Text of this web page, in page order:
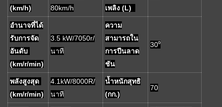
(km/h)
80km/h
เพลิง (L)
อำนาจที่ได้
รับการจัด
อันดับ
(km/r/min)
3.5 kW/7050r/
นาที
ความ
สามารถใน
การปีนลาด
ชัน
30⁰
พลังสูงสุด
(km/r/min)
4.1kW/8000R/
นาที
น้ำหนักสุทธิ
(กก.)
70